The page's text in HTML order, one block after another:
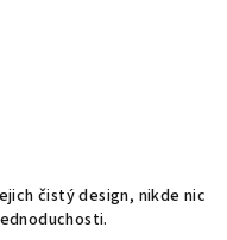
čistý design, nikde nic